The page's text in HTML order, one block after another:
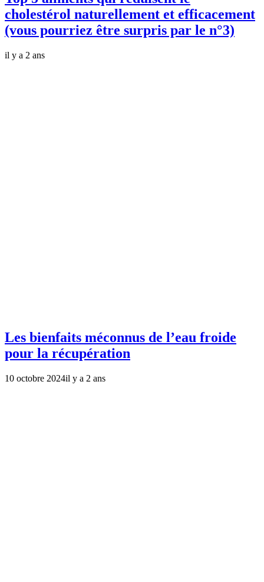
cholestérol naturellement et efficacement
(vous pourriez être surpris par le n°3)
il y a 2 ans
Les bienfaits méconnus de l’eau froide
pour la récupération
10 octobre 2024il y a 2 ans